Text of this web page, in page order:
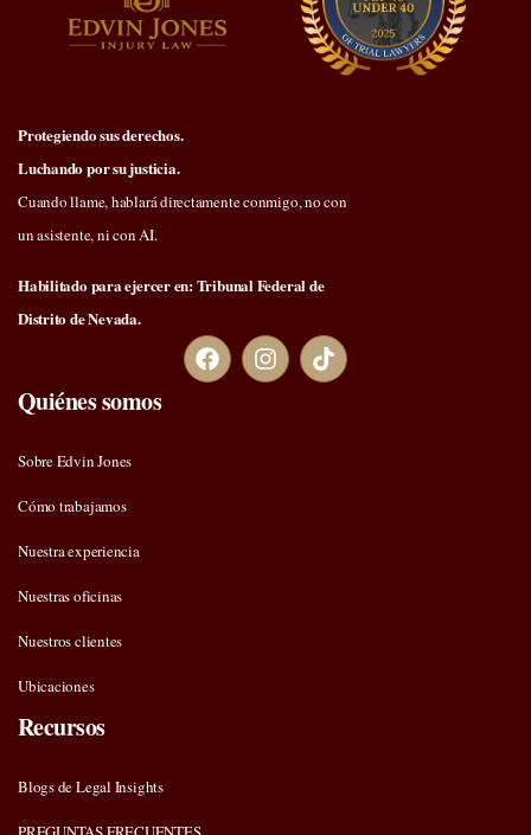
Protegiendo sus derechos.
Luchando por su justicia.
Cuando llame, hablará directamente conmigo, no con
un asistente, ni con AI.
Habilitado para ejercer en: Tribunal Federal de
Distrito de Nevada.
Quiénes somos
Sobre Edvin Jones
Cómo trabajamos
Nuestra experiencia
Nuestras oficinas
Nuestros clientes
Ubicaciones
Recursos
Blogs de Legal Insights